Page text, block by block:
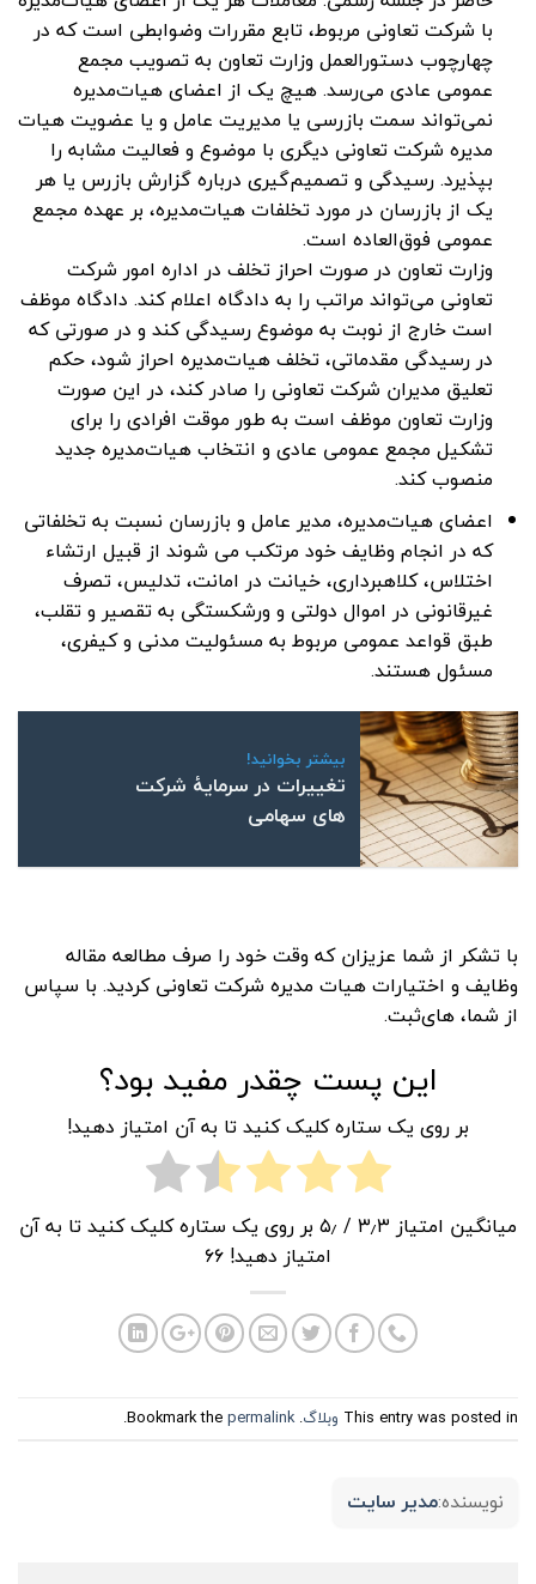
با شرکت تعاونی مربوط، تابع مقررات وضوابطی است که در
چهارچوب دستورالعمل وزارت تعاون به تصویب مجمع
عمومی عادی می‌رسد. هیچ یک از اعضای هیات‌مدیره
نمی‌تواند سمت بازرسی یا مدیریت عامل و یا عضویت هیات
مدیره شرکت تعاونی دیگری با موضوع و فعالیت مشابه را
بپذیرد. رسیدگی و تصمیم‌گیری درباره گزارش بازرس یا هر
یک از بازرسان در مورد تخلفات هیات‌مدیره، بر عهده مجمع
عمومی فوق‌العاده است.
وزارت تعاون در صورت احراز تخلف در اداره امور شرکت
تعاونی می‌تواند مراتب را به دادگاه اعلام کند. دادگاه موظف
است خارج از نوبت به موضوع رسیدگی کند و در صورتی که
در رسیدگی مقدماتی، تخلف هیات‌مدیره احراز شود، حکم
تعلیق مدیران شرکت تعاونی را صادر کند، در این صورت
وزارت تعاون موظف است به طور موقت افرادی را برای
تشکیل مجمع عمومی عادی و انتخاب هیات‌مدیره جدید
منصوب کند.
اعضای هیات‌مدیره، مدیر عامل و بازرسان نسبت به تخلفاتی
که در انجام وظایف خود مرتکب می شوند از قبیل ارتشاء
اختلاس، کلاهبرداری، خیانت در امانت، تدلیس، تصرف
غیرقانونی در اموال دولتی و ورشکستگی به تقصیر و تقلب،
طبق قواعد عمومی مربوط به مسئولیت مدنی و کیفری،
مسئول هستند.
بیشتر بخوانید!
تغییرات در سرمایۀ شرکت
های سهامی
با تشکر از شما عزیزان که وقت خود را صرف مطالعه مقاله
وظایف و اختیارات هیات مدیره شرکت تعاونی کردید. با سپاس
از شما، های‌ثبت.
این پست چقدر مفید بود؟
بر روی یک ستاره کلیک کنید تا به آن امتیاز دهید!
میانگین امتیاز ۳٫۳
/ ۵٫ بر روی یک ستاره کلیک کنید تا به آن
امتیاز دهید! ۶۶
This entry was posted in وبلاگ. Bookmark the
permalink
.
نویسنده:مدیر سایت